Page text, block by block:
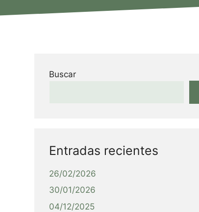
Buscar
Entradas recientes
26/02/2026
30/01/2026
04/12/2025